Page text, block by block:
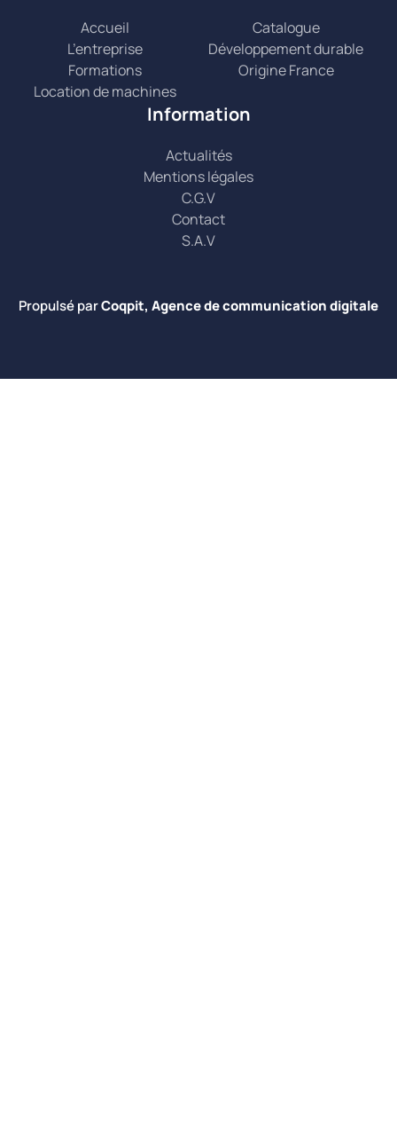
Accueil
L’entreprise
Formations
Location de machines
Catalogue
Développement durable
Origine France
Information
Actualités
Mentions légales
C.G.V
Contact
S.A.V
Propulsé parCoqpit, Agence de communication digitale